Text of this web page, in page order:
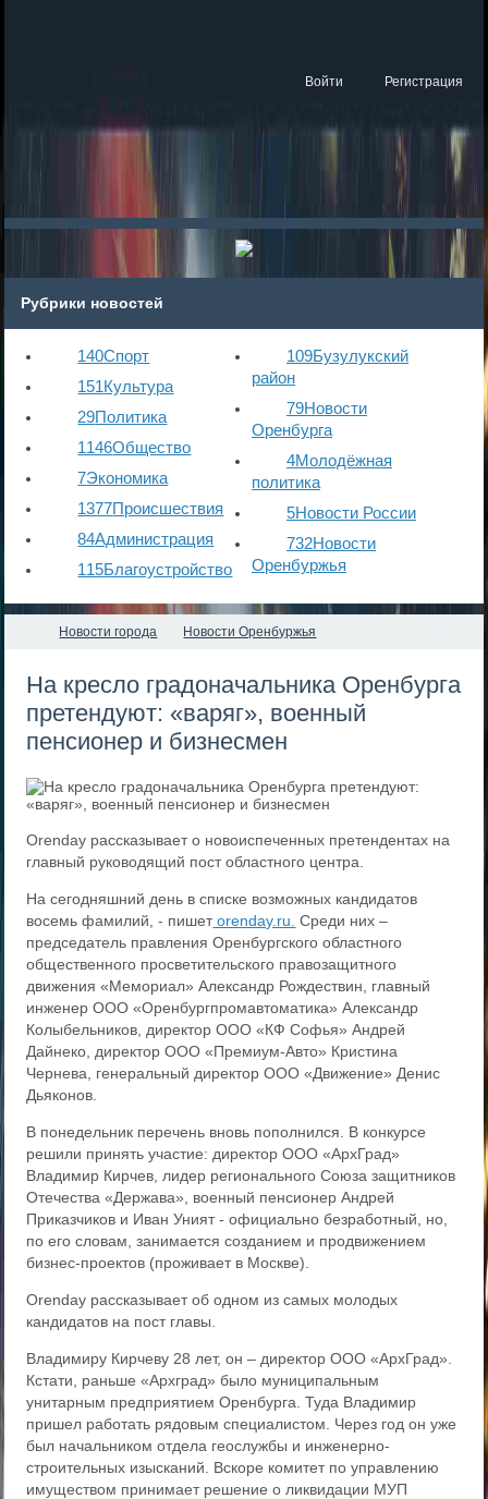
Войти Регистрация
Рубрики новостей
140Спорт
151Культура
29Политика
1146Общество
7Экономика
1377Происшествия
84Администрация
115Благоустройство
109Бузулукский
район
79Новости
Оренбурга
4Молодёжная
политика
5Новости России
732Новости
Оренбуржья
Новости города Новости Оренбуржья
На кресло градоначальника Оренбурга
претендуют: «варяг», военный
пенсионер и бизнесмен
Orenday рассказывает о новоиспеченных претендентах на
главный руководящий пост областного центра.
На сегодняшний день в списке возможных кандидатов
восемь фамилий, - пишетorenday.ru. Среди них –
председатель правления Оренбургского областного
общественного просветительского правозащитного
движения «Мемориал» Александр Рождествин, главный
инженер ООО «Оренбургпромавтоматика» Александр
Колыбельников, директор ООО «КФ Софья» Андрей
Дайнеко, директор ООО «Премиум-Авто» Кристина
Чернева, генеральный директор ООО «Движение» Денис
Дьяконов.
В понедельник перечень вновь пополнился. В конкурсе
решили принять участие: директор ООО «АрхГрад»
Владимир Кирчев, лидер регионального Союза защитников
Отечества «Держава», военный пенсионер Андрей
Приказчиков и Иван Уният - официально безработный, но,
по его словам, занимается созданием и продвижением
бизнес-проектов (проживает в Москве).
Orenday рассказывает об одном из самых молодых
кандидатов на пост главы.
Владимиру Кирчеву 28 лет, он – директор ООО «АрхГрад».
Кстати, раньше «Архград» было муниципальным
унитарным предприятием Оренбурга. Туда Владимир
пришел работать рядовым специалистом. Через год он уже
был начальником отдела геослужбы и инженерно-
строительных изысканий. Вскоре комитет по управлению
имуществом принимает решение о ликвидации МУП